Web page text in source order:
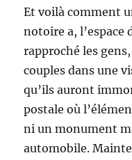
Et voilà comment
notoire a, l’espace
rapproché les
couples dans une
qu’ils auront
postale où
ni un monument
automobile.